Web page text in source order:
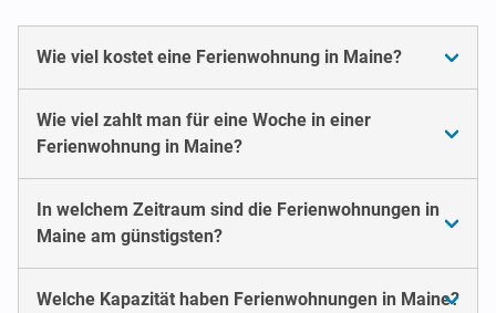
Wie viel kostet eine Ferienwohnung in Maine?
Wie viel zahlt man für eine Woche in einer
Ferienwohnung in Maine?
In welchem Zeitraum sind die Ferienwohnungen in
Maine am günstigsten?
Welche Kapazität haben Ferienwohnungen in Maine?